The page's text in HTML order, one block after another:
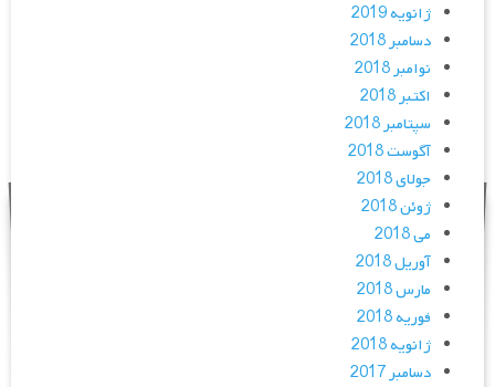
ژانویه 2019
دسامبر 2018
نوامبر 2018
اکتبر 2018
سپتامبر 2018
آگوست 2018
جولای 2018
ژوئن 2018
می 2018
آوریل 2018
مارس 2018
فوریه 2018
ژانویه 2018
دسامبر 2017